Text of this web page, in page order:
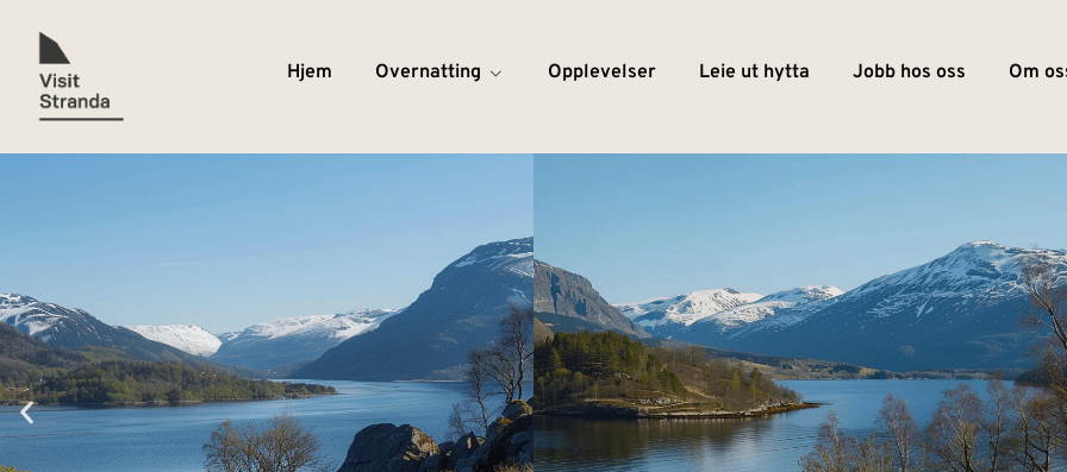
Hjem Overnatting Opplevelser Leie ut hytta Jobb hos oss Om